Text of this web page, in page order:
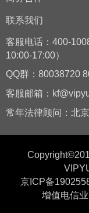
联系我们
客服电话：400-
10:00-17:00）
QQ群：80038720
客服邮箱：
常年法律顾问：北
京ICP备
增值电信